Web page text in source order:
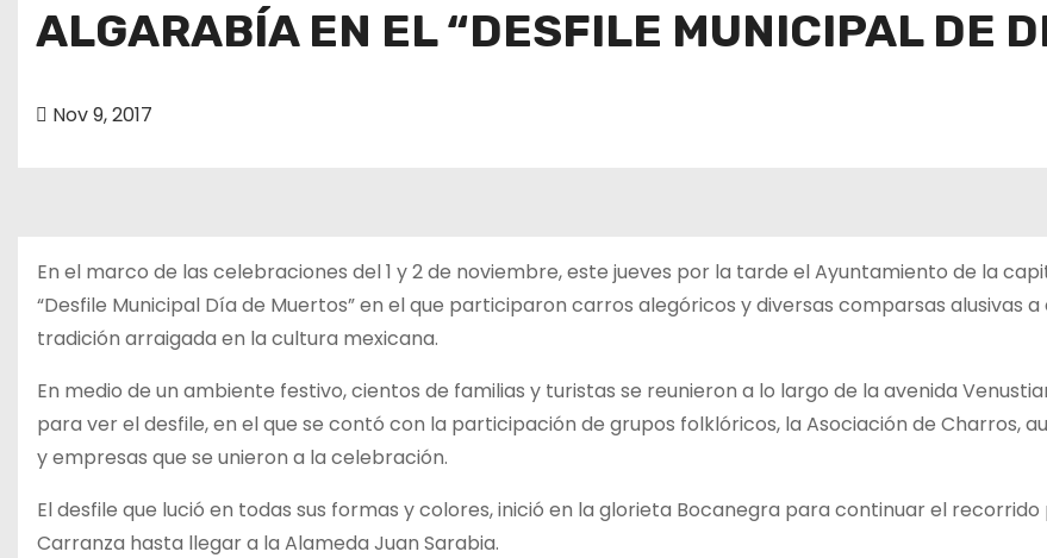
ALGARABÍA EN EL “DESFILE MUNICIPAL DE
Nov 9, 2017
En el marco de las celebraciones del 1 y 2 de noviembre, este jueves por la tarde el Ayuntamiento de la
“Desfile Municipal Día de Muertos” en el que participaron carros alegóricos y diversas comparsas alusivas a
tradición arraigada en la cultura mexicana.
En medio de un ambiente festivo, cientos de familias y turistas se reunieron a lo largo de la avenida
para ver el desfile, en el que se contó con la participación de grupos folklóricos, la Asociación de Charros,
y empresas que se unieron a la celebración.
El desfile que lució en todas sus formas y colores, inició en la glorieta Bocanegra para continuar el recorrido
Carranza hasta llegar a la Alameda Juan Sarabia.